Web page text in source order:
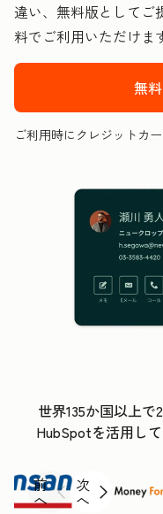
違い、無料版としてご
料でご利用いただけま
無
ご利用時にクレジットカ
世界135か国以上
HubSpotを活用し
前
へ
次
へ